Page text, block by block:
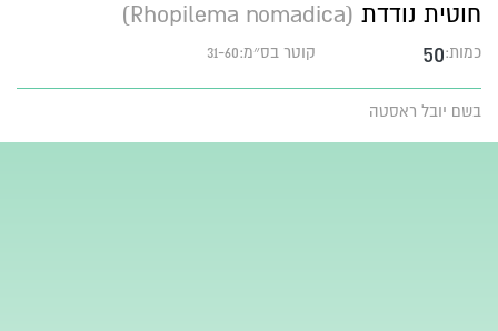
חוטית נודדת (Rhopilema nomadica)
כמות:50 קוטר בס״מ:31-60
בשם יובל ראסטה